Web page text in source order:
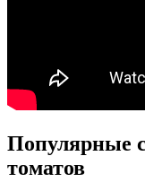
Популярные
томатов